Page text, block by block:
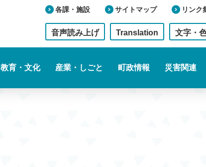
各課・施設 サイトマップ リンク
音声読み上げ Translation 文字・
教育・文化 産業・しごと 町政情報 災害関連